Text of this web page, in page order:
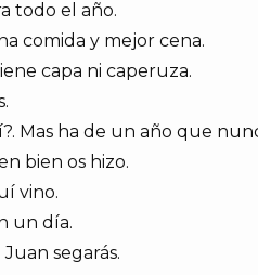
todo el año.
comida y mejor cena.
capa ni caperuza.
Mas ha de un año que
bien os hizo.
vino.
un día.
segarás.